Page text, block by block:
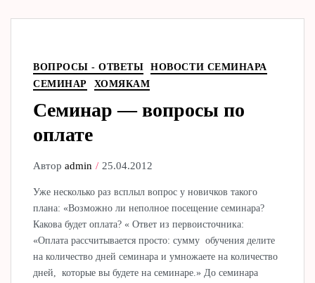
ВОПРОСЫ - ОТВЕТЫ
НОВОСТИ СЕМИНАРА
СЕМИНАР
ХОМЯКАМ
Семинар — вопросы по
оплате
Авторadmin 25.04.2012
Уже несколько раз всплыл вопрос у новичков такого
плана: «Возможно ли неполное посещение семинара?
Какова будет оплата? « Ответ из первоисточника:
«Оплата рассчитывается просто: сумму обучения делите
на количество дней семинара и умножаете на количество
дней, которые вы будете на семинаре.» До семинара